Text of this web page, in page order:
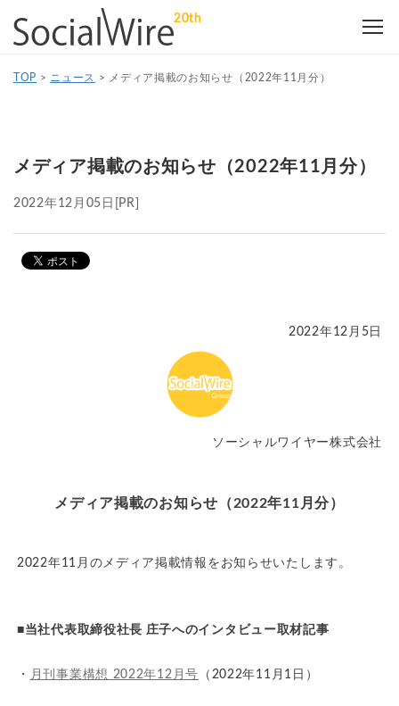
20th
TOP > ニュース > メディア掲載のお知らせ（2022年11月分）
メディア掲載のお知らせ（2022年11月分）
2022年12月05日 [PR]
2022年12月5日
ソーシャルワイヤー株式会社
メディア掲載のお知らせ（2022年11月分）
2022年11月のメディア掲載情報をお知らせいたします。
■当社代表取締役社長 庄子へのインタビュー取材記事
・ 月刊事業構想 2022年12月号 （2022年11月1日）